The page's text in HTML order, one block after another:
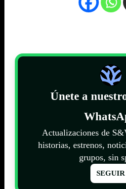
Únete a
Actualizaciones de
historias, estrenos,
grupos, sin
SEGUIR